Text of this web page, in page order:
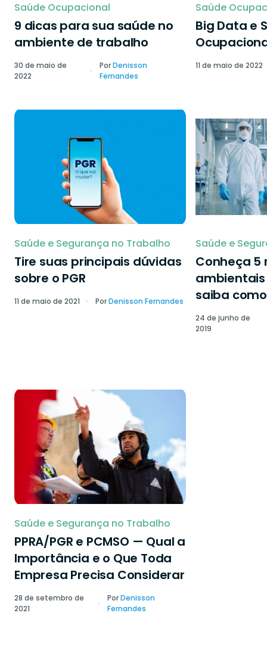
Saúde Ocupacional
9 dicas para sua saúde no
ambiente de trabalho
30 de maio de
2022
PorDenisson
Fernandes
Saúde
Big Data e
11 de maio de 2022
Saúde e Segurança no Trabalho
Tire suas principais dúvidas
sobre o PGR
11 de maio de 2021 PorDenisson Fernandes
Saúde e
Conheça 5
saiba
24 de junho de
2019
Saúde e Segurança no Trabalho
PPRA/PGR e PCMSO — Qual a
Importância e o Que Toda
Empresa Precisa Considerar
28 de setembro de
2021
PorDenisson
Fernandes